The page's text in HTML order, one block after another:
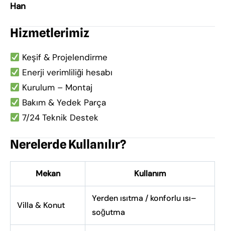
Han
Hizmetlerimiz
Keşif & Projelendirme
Enerji verimliliği hesabı
Kurulum – Montaj
Bakım & Yedek Parça
7/24 Teknik Destek
Nerelerde Kullanılır?
Mekan Kullanım
Villa & Konut
Yerden ısıtma / konforlu ısı–
soğutma